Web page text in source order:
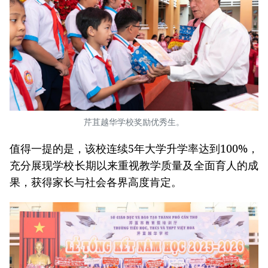
芹苴越华学校奖励优秀生。
值得一提的是，该校连续5年大学升学率达到100%，
充分展现学校长期以来重视教学质量及全面育人的成
果，获得家长与社会各界高度肯定。